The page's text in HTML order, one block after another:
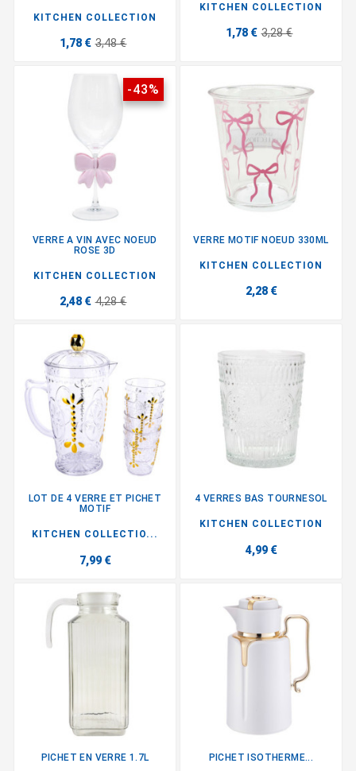
KITCHEN COLLECTION
1,78 € 3,48 €
KITCHEN COLLECTION
1,78 € 3,28 €
-43%
VERRE A VIN AVEC NOEUD
ROSE 3D
KITCHEN COLLECTION
2,48 € 4,28 €
VERRE MOTIF NOEUD 330ML
KITCHEN COLLECTION
2,28 €
LOT DE 4 VERRE ET PICHET
MOTIF
KITCHEN COLLECTIO...
7,99 €
4 VERRES BAS TOURNESOL
KITCHEN COLLECTION
4,99 €
PICHET EN VERRE 1.7L PICHET ISOTHERME...